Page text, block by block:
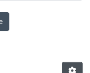
роботи (ТМ)